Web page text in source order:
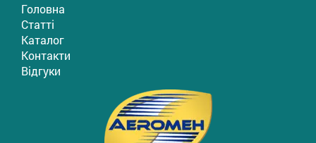
Головна
Статті
Каталог
Контакти
Відгуки